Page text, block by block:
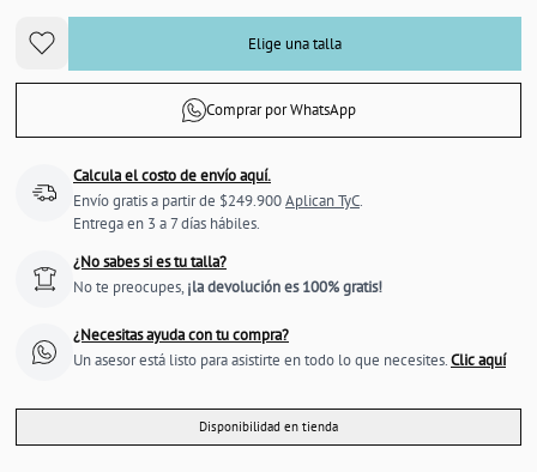
Elige una talla
Comprar por WhatsApp
Calcula el costo de envío aquí.
Envío gratis a partir de $249.900Aplican TyC.
Entrega en 3 a 7 días hábiles.
¿No sabes si es tu talla?
No te preocupes, ¡la devolución es 100% gratis!
¿Necesitas ayuda con tu compra?
Un asesor está listo para asistirte en todo lo que necesites.Clic aquí
Disponibilidad en tienda